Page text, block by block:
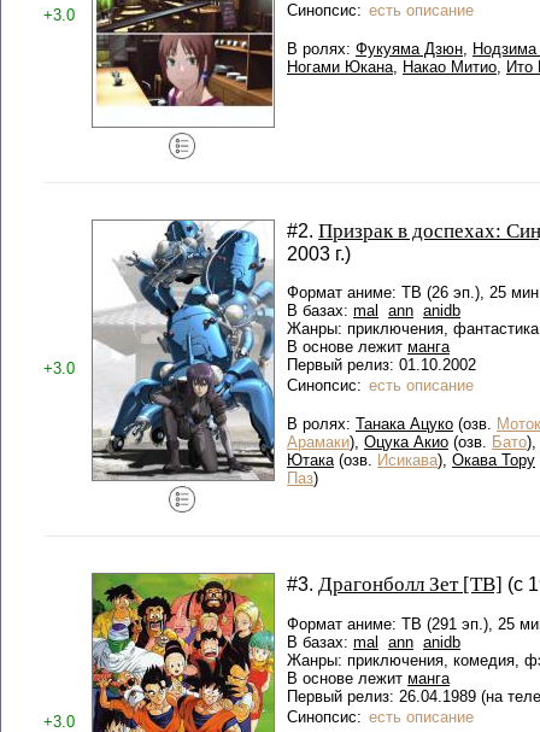
+3.0
Синопсис: есть описание
В ролях: Фукуяма Дзюн, Нодзима
Ногами Юкана, Накао Митио, Ито
+3.0
#2. Призрак в доспехах:
2003 г.)
Формат аниме: ТВ (26 эп.), 25
В базах: mal ann anidb
Жанры: приключения,
В основе лежит манга
Первый релиз: 01.10.2002
Синопсис: есть описание
В ролях: Танака Ацуко (озв.
Арамаки), Оцука Акио (озв. Бато),
Ютака(озв. Исикава), Окава Тору
Паз)
+3.0
#3. Драгонболл Зет [ТВ] (с
Формат аниме: ТВ (291 эп.), 25
В базах: mal ann anidb
Жанры: приключения, комедия,
В основе лежит манга
Первый релиз: 26.04.1989 (на
Синопсис: есть описание